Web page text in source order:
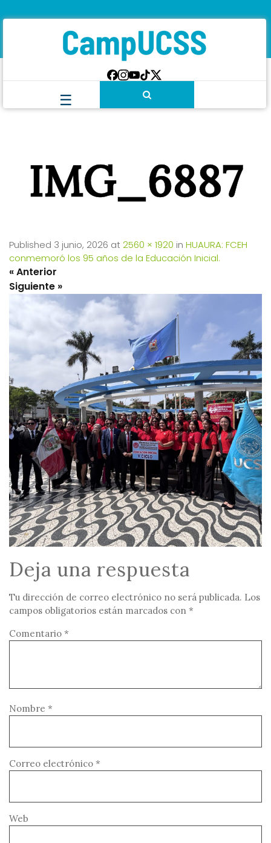
IMG_6887
Published 3 junio, 2026 at2560 × 1920 in HUAURA: FCEH
conmemoró los 95 años de la Educación Inicial.
Deja una respuesta
Tu dirección de correo electrónico no será publicada. Los
campos obligatorios están marcados con *
Comentario *
Nombre *
Correo electrónico *
Web